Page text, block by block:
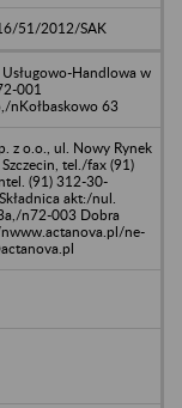
51/2012/SAK
Usługowo-Handlowa w
001
nKołbaskowo 63
z o.o., ul. Nowy Rynek
tel./fax (91)
(91) 312-30-
akt:/nul.
n72-003 Dobra
nwww.actanova.pl/ne-